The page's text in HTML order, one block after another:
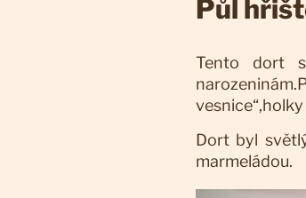
Půl
Tento dort
Dort byl
marmeládou.